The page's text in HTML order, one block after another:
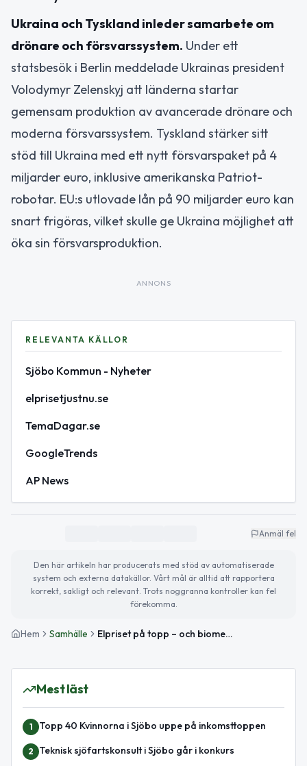
Ukraina och Tyskland inleder samarbete om
drönare och försvarssystem. Under ett
statsbesök i Berlin meddelade Ukrainas president
Volodymyr Zelenskyj att länderna startar
gemensam produktion av avancerade drönare och
moderna försvarssystem. Tyskland stärker sitt
stöd till Ukraina med ett nytt försvarspaket på 4
miljarder euro, inklusive amerikanska Patriot-
robotar. EU:s utlovade lån på 90 miljarder euro kan
snart frigöras, vilket skulle ge Ukraina möjlighet att
öka sin försvarsproduktion.
ANNONS
RELEVANTA KÄLLOR
Sjöbo Kommun - Nyheter
elprisetjustnu.se
TemaDagar.se
GoogleTrends
AP News
Anmäl fel
Den här artikeln har producerats med stöd av automatiserade
system och externa datakällor. Vårt mål är alltid att rapportera
korrekt, sakligt och relevant. Trots noggranna kontroller kan fel
förekomma.
Hem Samhälle Elpriset på topp – och biomedicinska analytiker uppmärksammas idag
Mest läst
1 Topp 40 Kvinnorna i Sjöbo uppe på inkomsttoppen
2 Teknisk sjöfartskonsult i Sjöbo går i konkurs